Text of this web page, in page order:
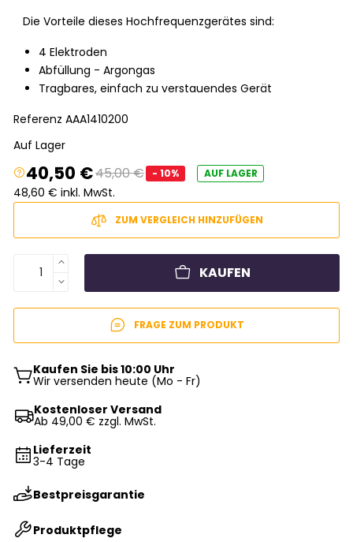
Die Vorteile dieses Hochfrequenzgerätes sind:
4 Elektroden
Abfüllung - Argongas
Tragbares, einfach zu verstauendes Gerät
ReferenzAAA1410200
Auf Lager
40,50 €45,00 € - 10% AUF LAGER
48,60 € inkl. MwSt.
ZUM VERGLEICH HINZUFÜGEN
KAUFEN
FRAGE ZUM PRODUKT
Kaufen Sie bis 10:00 Uhr
Wir versenden heute (Mo - Fr)
Kostenloser Versand
Ab 49,00 € zzgl. MwSt.
Lieferzeit
3-4 Tage
Bestpreisgarantie
Produktpflege